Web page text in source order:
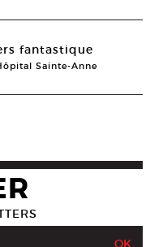
fantastique
Sainte-Anne